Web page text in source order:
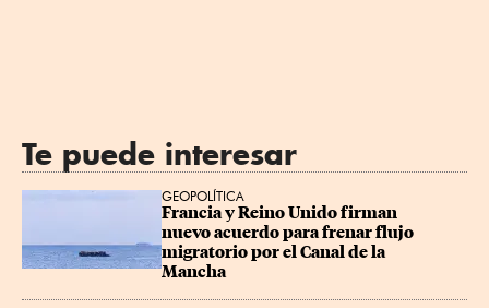
Te puede interesar
GEOPOLÍTICA
Francia y Reino Unido firman
nuevo acuerdo para frenar flujo
migratorio por el Canal de la
Mancha